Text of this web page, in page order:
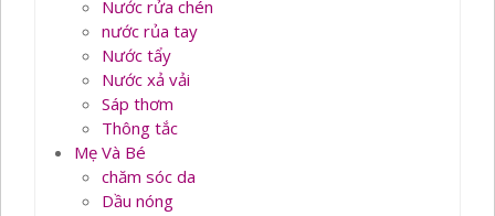
Nước rửa chén
nước rủa tay
Nước tẩy
Nước xả vải
Sáp thơm
Thông tắc
Mẹ Và Bé
chăm sóc da
Dầu nóng